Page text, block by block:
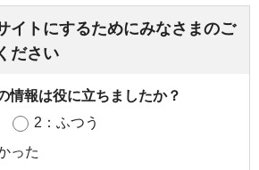
イトにするためにみなさまのご
ださい
情報は役に立ちましたか？
2：ふつう
った